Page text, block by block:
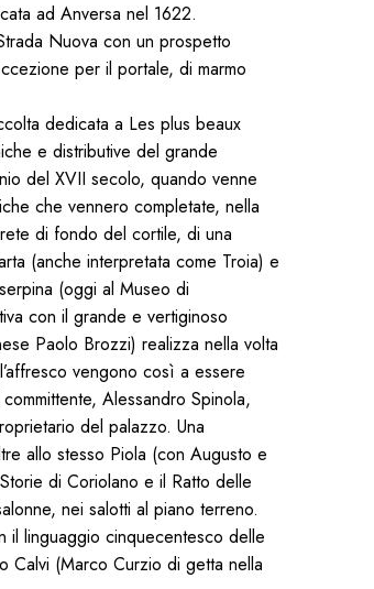
ad Anversa nel 1622.
Nuova con un prospetto
per il portale, di marmo
dedicata a Les plus beaux
e distributive del grande
del XVII secolo, quando venne
che vennero completate, nella
di fondo del cortile, di una
(anche interpretata come Troia) e
(oggi al Museo di
con il grande e vertiginoso
Paolo Brozzi) realizza nella volta
vengono così a essere
Alessandro Spinola,
del palazzo. Una
allo stesso Piola (con Augusto e
di Coriolano e il Ratto delle
nei salotti al piano terreno.
il linguaggio cinquecentesco delle
Calvi (Marco Curzio di getta nella